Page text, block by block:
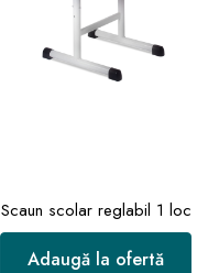
Scaun scolar reglabil 1 loc
Adaugă la ofertă